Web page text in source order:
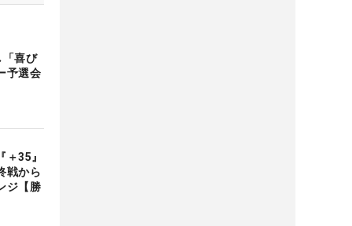
「喜び
予選会
35』
戦から
ジ【勝